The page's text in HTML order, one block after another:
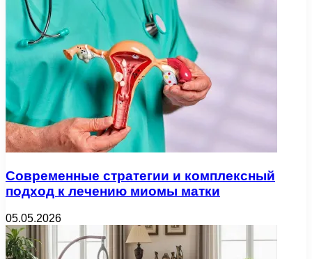
Современные стратегии и комплексный
подход к лечению миомы матки
05.05.2026